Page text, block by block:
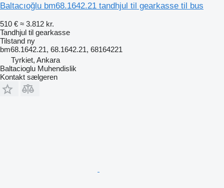
Baltacıoğlu bm68.1642.21 tandhjul til gearkasse til bus
510 € ≈ 3.812 kr.
Tandhjul til gearkasse
Tilstand ny
bm68.1642.21, 68.1642.21, 68164221
Tyrkiet, Ankara
Baltacioglu Muhendislik
Kontakt sælgeren